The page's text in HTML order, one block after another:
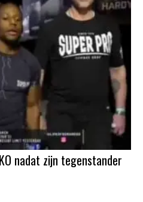
nadat zijn tegenstander